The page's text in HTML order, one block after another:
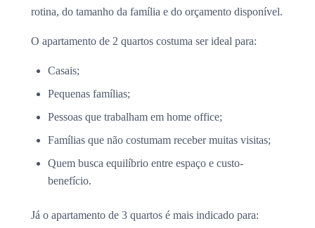
rotina, do tamanho da família e do orçamento disponível.
O apartamento de 2 quartos costuma ser ideal para:
Casais;
Pequenas famílias;
Pessoas que trabalham em home office;
Famílias que não costumam receber muitas visitas;
Quem busca equilíbrio entre espaço e custo-
benefício.
Já o apartamento de 3 quartos é mais indicado para: